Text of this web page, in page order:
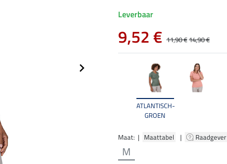
ATLANTISCH-
GROEN
Maat: | Maattabel | Raadgever
M
Leverbaar
9,52 € 11,90 €14,90 €